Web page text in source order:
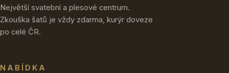
Největší svatební a plesové centrum.
Zkouška šatů je vždy zdarma, kurýr doveze
po celé ČR.
NABÍDKA